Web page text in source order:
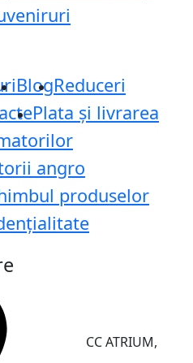
BlogReduceri
Plata și livrarea
angro
produselor
CC ATRIUM,